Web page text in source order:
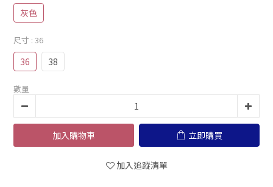
灰色
尺寸 : 36
36 38
數量
加入購物車 立即購買
加入追蹤清單